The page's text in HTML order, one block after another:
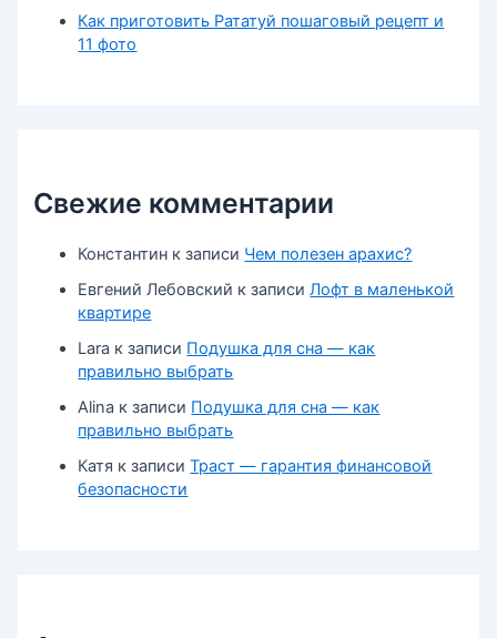
Как приготовить Рататуй пошаговый рецепт и
11 фото
Свежие комментарии
Константин к записи Чем полезен арахис?
Евгений Лебовский к записиЛофт в маленькой
квартире
Lara к записи Подушка для сна — как
правильно выбрать
Alina к записи Подушка для сна — как
правильно выбрать
Катя к записиТраст — гарантия финансовой
безопасности